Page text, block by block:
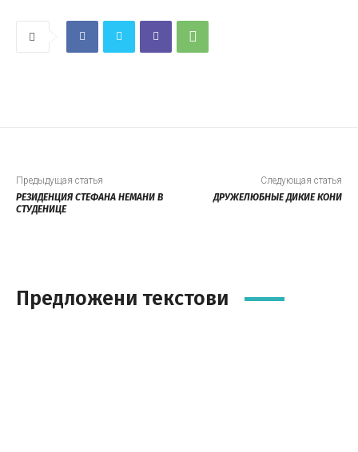
Предыдущая статья
РЕЗИДЕНЦИЯ СТЕФАНА НЕМАНИ В
СТУДЕНИЦЕ
Следующая статья
ДРУЖЕЛЮБНЫЕ ДИКИЕ КОНИ
Предложени текстови